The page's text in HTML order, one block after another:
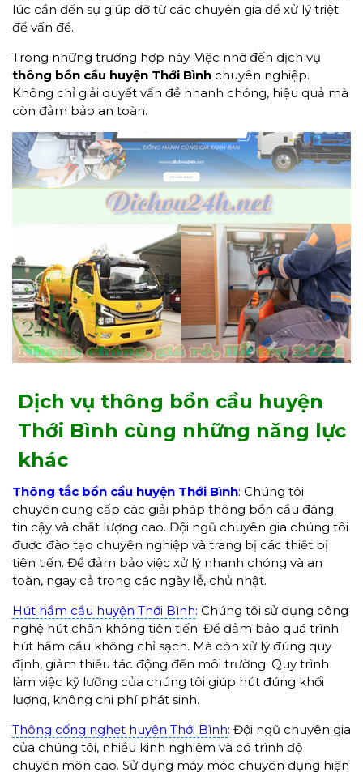
lúc cần đến sự giúp đỡ từ các chuyên gia để xử lý triệt
để vấn đề.
Trong những trường hợp này. Việc nhờ đến dịch vụ
thông bồn cầu huyện Thới Bình chuyên nghiệp.
Không chỉ giải quyết vấn đề nhanh chóng, hiệu quả mà
còn đảm bảo an toàn.
Dịch vụ thông bồn cầu huyện
Thới Bình cùng những năng lực
khác
Thông tắc bồn cầu huyện Thới Bình: Chúng tôi
chuyên cung cấp các giải pháp thông bồn cầu đáng
tin cậy và chất lượng cao. Đội ngũ chuyên gia chúng tôi
được đào tạo chuyên nghiệp và trang bị các thiết bị
tiên tiến. Để đảm bảo việc xử lý nhanh chóng và an
toàn, ngay cả trong các ngày lễ, chủ nhật.
Hút hầm cầu huyện Thới Bình: Chúng tôi sử dụng công
nghệ hút chân không tiên tiến. Để đảm bảo quá trình
hút hầm cầu không chỉ sạch. Mà còn xử lý đúng quy
định, giảm thiểu tác động đến môi trường. Quy trình
làm việc kỹ lưỡng của chúng tôi giúp hút đúng khối
lượng, không chi phí phát sinh.
Thông cống nghẹt huyện Thới Bình: Đội ngũ chuyên gia
của chúng tôi, nhiều kinh nghiệm và có trình độ
chuyên môn cao. Sử dụng máy móc chuyên dụng hiện